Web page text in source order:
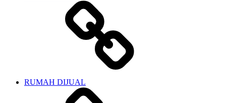
RUMAH DIJUAL